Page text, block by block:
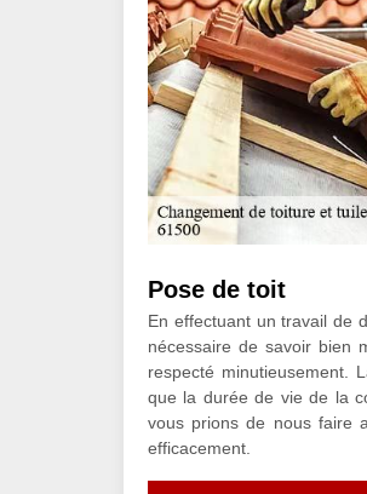
Pose de toit
En effectuant un travail de
nécessaire de savoir bien
respecté minutieusement.
que la durée de vie de la
vous prions de nous faire
efficacement.